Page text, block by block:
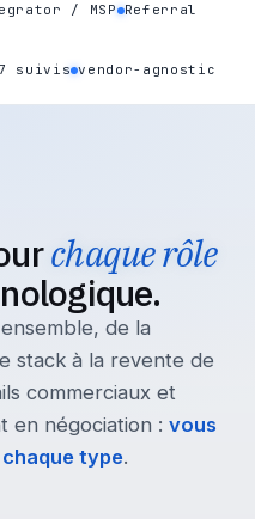
/ MSP Referral
suivis vendor-agnostic
chaque rôle
de la
stack à la revente de
commerciaux et
en négociation : vous
type.